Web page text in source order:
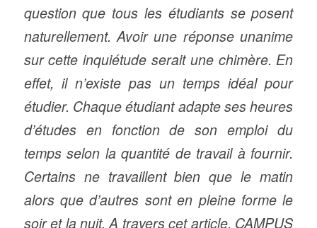
question que tous les étudiants se posent
naturellement. Avoir une réponse unanime
sur cette inquiétude serait une chimère. En
effet, il n’existe pas un temps idéal pour
étudier. Chaque étudiant adapte ses heures
d’études en fonction de son emploi du
temps selon la quantité de travail à fournir.
Certains ne travaillent bien que le matin
alors que d’autres sont en pleine forme le
soir et la nuit. A travers cet article, CAMPUS